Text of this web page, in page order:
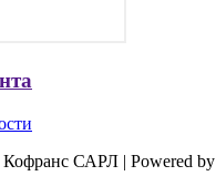
САРЛ | Powered by